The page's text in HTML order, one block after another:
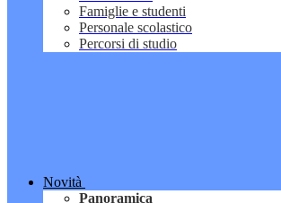
Famiglie e studenti
Personale scolastico
Percorsi di studio
Novità
Panoramica